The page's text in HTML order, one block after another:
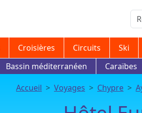
Croisières Circuits Ski
Bassin méditerranéen Caraïbes
Accueil
Voyages Chypre